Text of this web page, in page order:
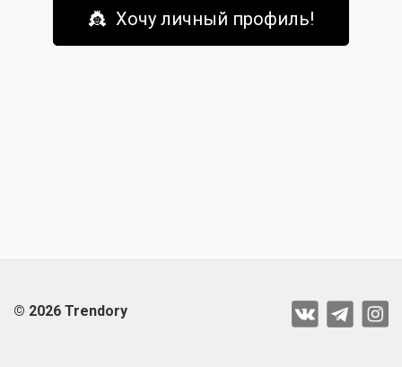
👸 Хочу личный профиль!
© 2026 Trendory